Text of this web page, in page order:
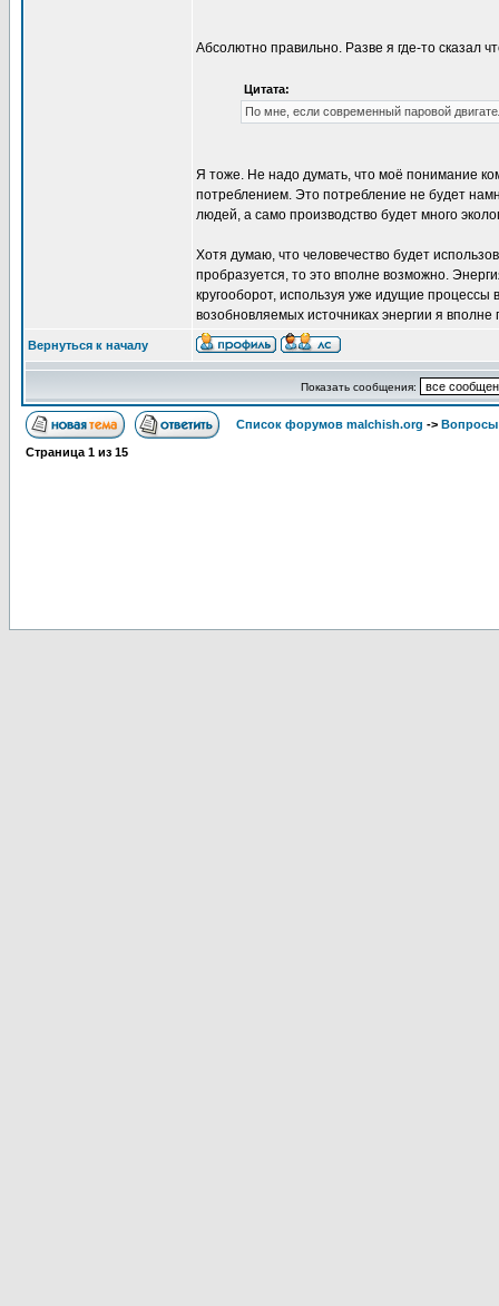
Абсолютно правильно. Разве я где-то сказал
Цитата:
По мне, если современный паровой
Я тоже. Не надо думать, что моё понимание
потреблением. Это потребление не будет
людей, а само производство будет много
Хотя думаю, что человечество будет
пробразуется, то это вполне возможно.
кругооборот, используя уже идущие
возобновляемых источниках энергии я
Вернуться к началу
Показать сообщения:
Список форумов malchish.org -> Вопросы
Страница 1 из 15